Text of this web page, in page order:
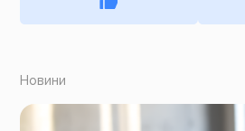
Новини